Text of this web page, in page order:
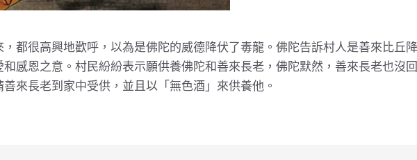
都很高興地歡呼，以為是佛陀的威德降伏了毒龍。佛陀告訴村人是善來比丘
感恩之意。村民紛紛表示願供養佛陀和善來長老，佛陀默然，善來長老也沒
來長老到家中受供，並且以「無色酒」來供養他。